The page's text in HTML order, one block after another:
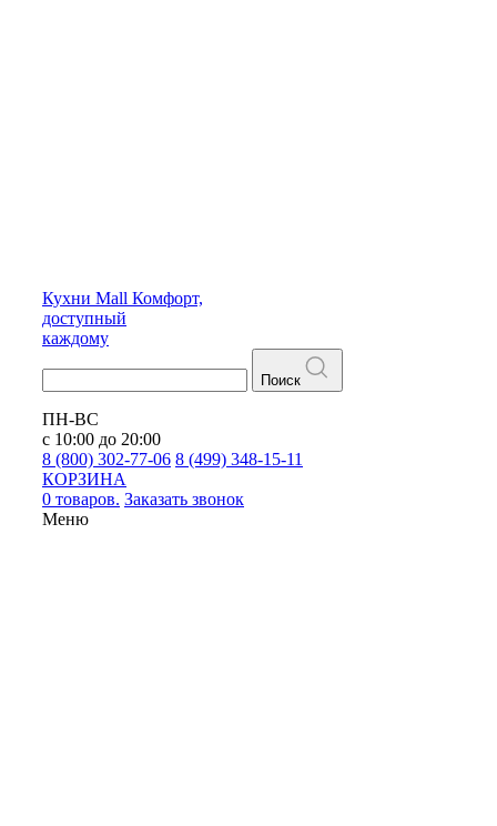
Кухни Mall Комфорт,
доступный
каждому
Поиск
ПН-ВС
с 10:00 до 20:00
8 (800) 302-77-06 8 (499) 348-15-11
КОРЗИНА
0 товаров. Заказать звонок
Меню